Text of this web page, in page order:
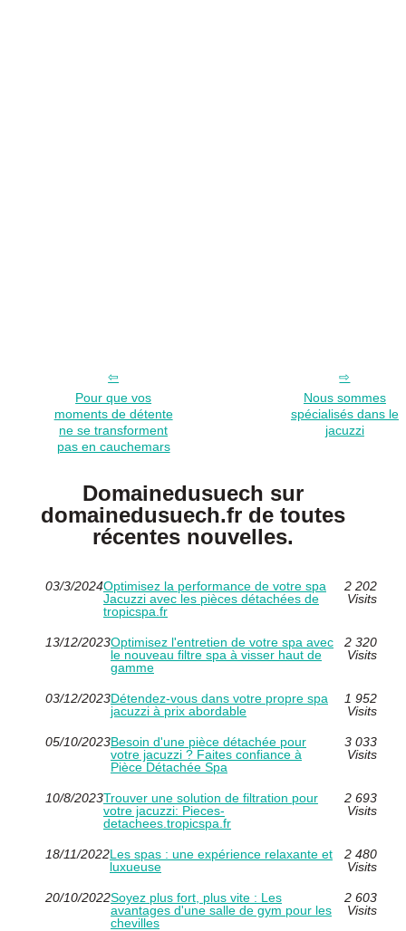
Pour que vos
moments de détente
ne se transforment
pas en cauchemars
Nous sommes
spécialisés dans le
jacuzzi
Domainedusuech sur
domainedusuech.fr de toutes
récentes nouvelles.
03/3/2024Optimisez la performance de votre spa
Jacuzzi avec les pièces détachées de
tropicspa.fr
2 202
Visits
13/12/2023Optimisez l'entretien de votre spa avec
le nouveau filtre spa à visser haut de
gamme
2 320
Visits
03/12/2023Détendez-vous dans votre propre spa
jacuzzi à prix abordable
1 952
Visits
05/10/2023Besoin d'une pièce détachée pour
votre jacuzzi ? Faites confiance à
Pièce Détachée Spa
3 033
Visits
10/8/2023Trouver une solution de filtration pour
votre jacuzzi: Pieces-
detachees.tropicspa.fr
2 693
Visits
18/11/2022Les spas : une expérience relaxante et
luxueuse
2 480
Visits
20/10/2022Soyez plus fort, plus vite : Les
avantages d'une salle de gym pour les
chevilles
2 603
Visits